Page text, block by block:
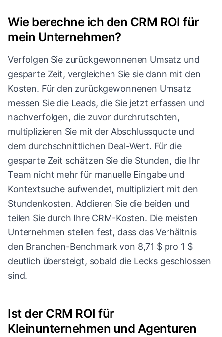
Wie berechne ich den CRM ROI für
mein Unternehmen?
Verfolgen Sie zurückgewonnenen Umsatz und
gesparte Zeit, vergleichen Sie sie dann mit den
Kosten. Für den zurückgewonnenen Umsatz
messen Sie die Leads, die Sie jetzt erfassen und
nachverfolgen, die zuvor durchrutschten,
multiplizieren Sie mit der Abschlussquote und
dem durchschnittlichen Deal-Wert. Für die
gesparte Zeit schätzen Sie die Stunden, die Ihr
Team nicht mehr für manuelle Eingabe und
Kontextsuche aufwendet, multipliziert mit den
Stundenkosten. Addieren Sie die beiden und
teilen Sie durch Ihre CRM-Kosten. Die meisten
Unternehmen stellen fest, dass das Verhältnis
den Branchen-Benchmark von 8,71 $ pro 1 $
deutlich übersteigt, sobald die Lecks geschlossen
sind.
Ist der CRM ROI für
Kleinunternehmen und Agenturen